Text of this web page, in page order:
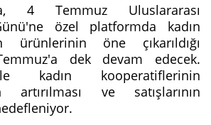
4 Temmuz Uluslararası
özel platformda kadın
ürünlerinin öne çıkarıldığı
dek devam edecek.
kadın kooperatiflerinin
artırılması ve satışlarının